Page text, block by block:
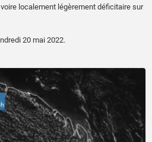
localement légèrement déficitaire sur
20 mai 2022.